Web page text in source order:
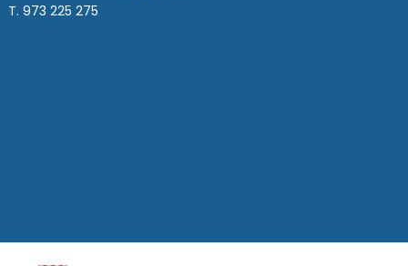
T. 973 225 275